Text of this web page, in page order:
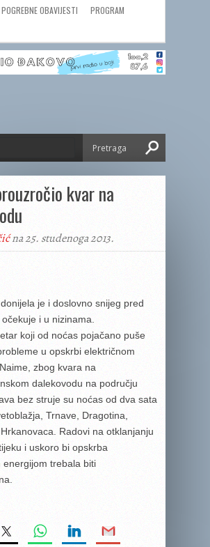
POGREBNE OBAVIJESTI
PROGRAM
kvar na
na 25. studenoga 2013.
je i doslovno snijeg pred
i u nizinama.
koji od noćas pojačano puše
u opskrbi električnom
zbog kvara na
dalekovodu na području
bez struje su noćas od dva sata
Trnave, Dragotina,
Radovi na otklanjanju
i uskoro bi opskrba
energijom trebala biti